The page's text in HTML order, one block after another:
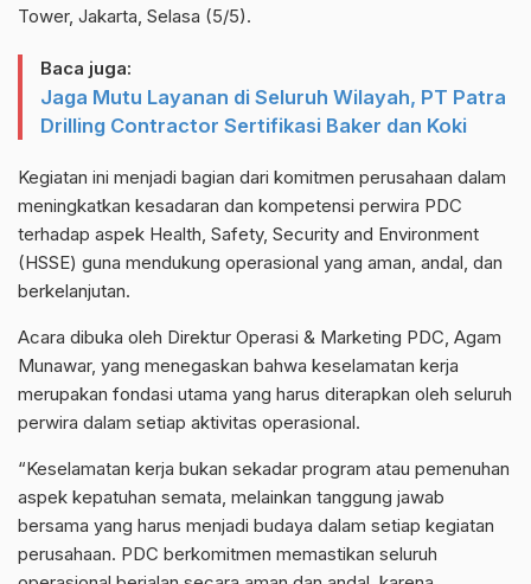
Tower, Jakarta, Selasa (5/5).
Baca juga:
Jaga Mutu Layanan di Seluruh Wilayah, PT Patra
Drilling Contractor Sertifikasi Baker dan Koki
Kegiatan ini menjadi bagian dari komitmen perusahaan dalam
meningkatkan kesadaran dan kompetensi perwira PDC
terhadap aspek Health, Safety, Security and Environment
(HSSE) guna mendukung operasional yang aman, andal, dan
berkelanjutan.
Acara dibuka oleh Direktur Operasi & Marketing PDC, Agam
Munawar, yang menegaskan bahwa keselamatan kerja
merupakan fondasi utama yang harus diterapkan oleh seluruh
perwira dalam setiap aktivitas operasional.
“Keselamatan kerja bukan sekadar program atau pemenuhan
aspek kepatuhan semata, melainkan tanggung jawab
bersama yang harus menjadi budaya dalam setiap kegiatan
perusahaan. PDC berkomitmen memastikan seluruh